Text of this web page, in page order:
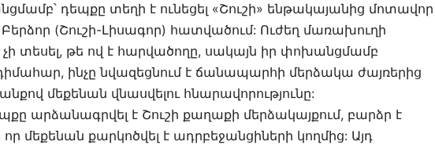
դեպքը տեղի է ունեցել «Շուշի» ենթակայանից մոտավոր
Բերձոր (Շուշի-Լիսագոր) հատվածում: Ուժեղ մառախուղի
տեսել, թե ով է հարվածողը, սակայն իր փոխանցմամբ
ինչը նվազեցնում է ճանապարհի մերձակա ժայռերից
մեքենան վնասվելու հնարավորությունը:
արձանագրվել է Շուշի քաղաքի մերձակայքում, բարձր է
մեքենան քարկոծվել է ադրբեջանցիների կողմից: Այդ